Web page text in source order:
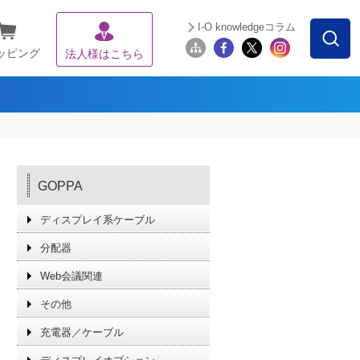
ピング 法人様はこちら
I-O knowledgeコラム
GOPPA
ディスプレイ系ケーブル
分配器
Web会議関連
その他
充電器／ケーブル